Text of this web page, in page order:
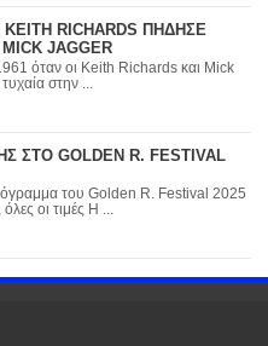
RICHARDS ΠΗΔΗΣΕ
JAGGER
Richards και Mick
τυχαία στην ...
ΣΤΟ GOLDEN R. FESTIVAL
R. Festival 2025
οι τιμές Η ...